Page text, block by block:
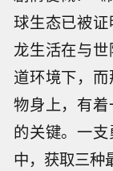
球生态已被
龙生活在与
道环境下，
物身上，有
的关键。一
中，获取三种